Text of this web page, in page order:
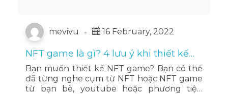
mevivu - 16 February, 2022
NFT game là gì? 4 lưu ý khi thiết kế
NFT game.
Bạn muốn thiết kế NFT game? Bạn có thể
đã từng nghe cụm từ NFT hoặc NFT game
từ bạn bè, youtube hoặc phương tiện